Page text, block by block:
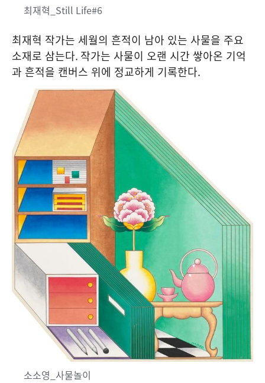
최재혁_Still Life#6
최재혁 작가는 세월의 흔적이 남아 있는 사물을 주요
소재로 삼는다. 작가는 사물이 오랜 시간 쌓아온 기억
과 흔적을 캔버스 위에 정교하게 기록한다.
소소영_사물놀이